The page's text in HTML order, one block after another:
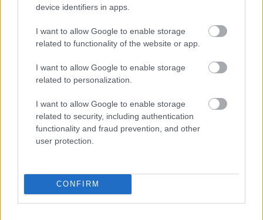
device identifiers in apps.
I want to allow Google to enable storage
related to functionality of the website or app.
I want to allow Google to enable storage
related to personalization.
I want to allow Google to enable storage
related to security, including authentication
functionality and fraud prevention, and other
user protection.
CONFIRM
Szín:
Üzemanyag:
12 466 465 Ft
Szín:
30 960 000 Ft
TOVÁBBI AJÁNLATOK
Kövess minket a Facebookon is!